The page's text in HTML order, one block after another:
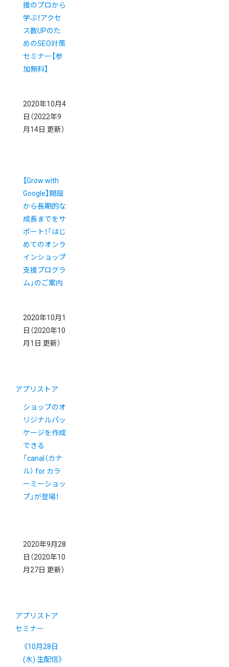
援のプロから
学ぶ！アクセ
ス数UPのた
めのSEO対策
セミナー【参
加無料】
2020年10月4
日 （2022年9
月14日 更新）
【Grow with
Google】開設
から長期的な
成長までをサ
ポート！「はじ
めてのオンラ
インショップ
支援プログラ
ム」のご案内
2020年10月1
日 （2020年10
月1日 更新）
アプリストア
ショップのオ
リジナルパッ
ケージを作成
できる
「canal（カナ
ル） for カラ
ーミーショッ
プ」が登場！
2020年9月28
日 （2020年10
月27日 更新）
アプリストア
セミナー
《10月28日
(水) 生配信》